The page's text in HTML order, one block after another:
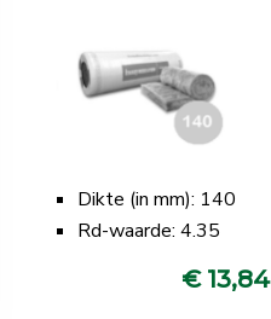
Dikte (in mm): 140
Rd-waarde: 4.35
€ 13,84